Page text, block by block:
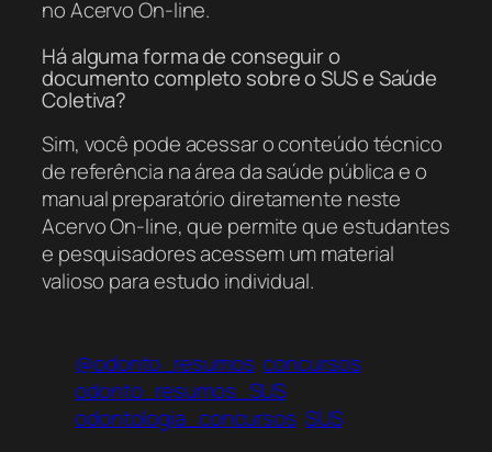
no Acervo On-line.
Há alguma forma de conseguir o
documento completo sobre o SUS e Saúde
Coletiva?
Sim, você pode acessar o conteúdo técnico
de referência na área da saúde pública e o
manual preparatório diretamente neste
Acervo On-line, que permite que estudantes
e pesquisadores acessem um material
valioso para estudo individual.
@odonto_resumos concursos
odonto_resumos_SUS
odontologia_concursos SUS